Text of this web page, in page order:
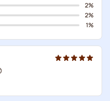
2%
2%
1%